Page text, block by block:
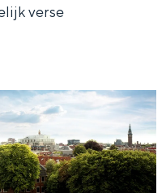
overnachten
biedt voor ieder
verse